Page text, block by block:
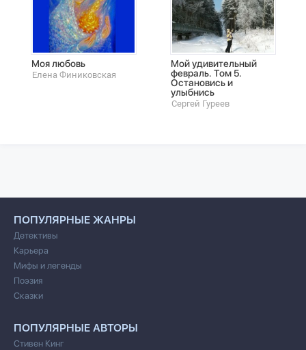
Моя любовь
Елена Финиковская
Мой удивительный
февраль. Том 5.
Остановись и
улыбнись
Сергей Гуреев
ПОПУЛЯРНЫЕ ЖАНРЫ
Детективы
Карьера
Мифы и легенды
Поэзия
Сказки
ПОПУЛЯРНЫЕ АВТОРЫ
Стивен Кинг